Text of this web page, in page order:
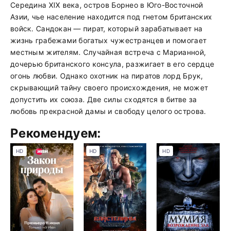
Середина XIX века, остров Борнео в Юго-Восточной
Азии, чье население находится под гнетом британских
войск. Сандокан — пират, который зарабатывает на
жизнь грабежами богатых чужестранцев и помогает
местным жителям. Случайная встреча с Марианной,
дочерью британского консула, разжигает в его сердце
огонь любви. Однако охотник на пиратов лорд Брук,
скрывающий тайну своего происхождения, не может
допустить их союза. Две силы сходятся в битве за
любовь прекрасной дамы и свободу целого острова.
Рекомендуем:
HD HD HD